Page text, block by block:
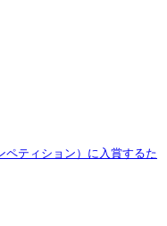
ペティション）に入賞するた